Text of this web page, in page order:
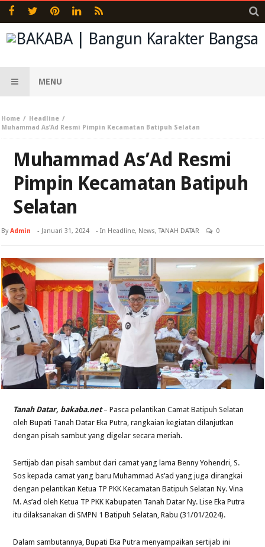
MENU
Home
Headline
Muhammad As’Ad Resmi Pimpin Kecamatan Batipuh Selatan
Muhammad As’Ad Resmi
Pimpin Kecamatan Batipuh
Selatan
ByAdmin - Januari 31, 2024 - In Headline, News,TANAH DATAR 0
Tanah Datar, bakaba.net– Pasca pelantikan Camat Batipuh Selatan
oleh Bupati Tanah Datar Eka Putra, rangkaian kegiatan dilanjutkan
dengan pisah sambut yang digelar secara meriah.
Sertijab dan pisah sambut dari camat yang lama Benny Yohendri, S.
Sos kepada camat yang baru Muhammad As’ad yang juga dirangkai
dengan pelantikan Ketua TP PKK Kecamatan Batipuh Selatan Ny. Vina
M. As’ad oleh Ketua TP PKK Kabupaten Tanah Datar Ny. Lise Eka Putra
itu dilaksanakan di SMPN 1 Batipuh Selatan, Rabu (31/01/2024).
Dalam sambutannya, Bupati Eka Putra menyampaikan sertijab ini